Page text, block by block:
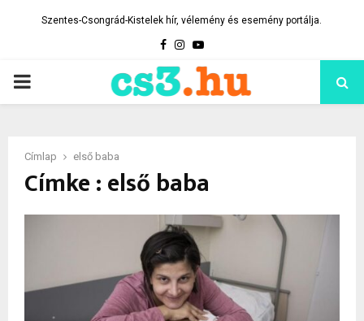
Szentes-Csongrád-Kistelek hír, vélemény és esemény portálja.
Facebook
Instagram
Youtube
PRIMARY
Címlap első baba
Címke : első baba